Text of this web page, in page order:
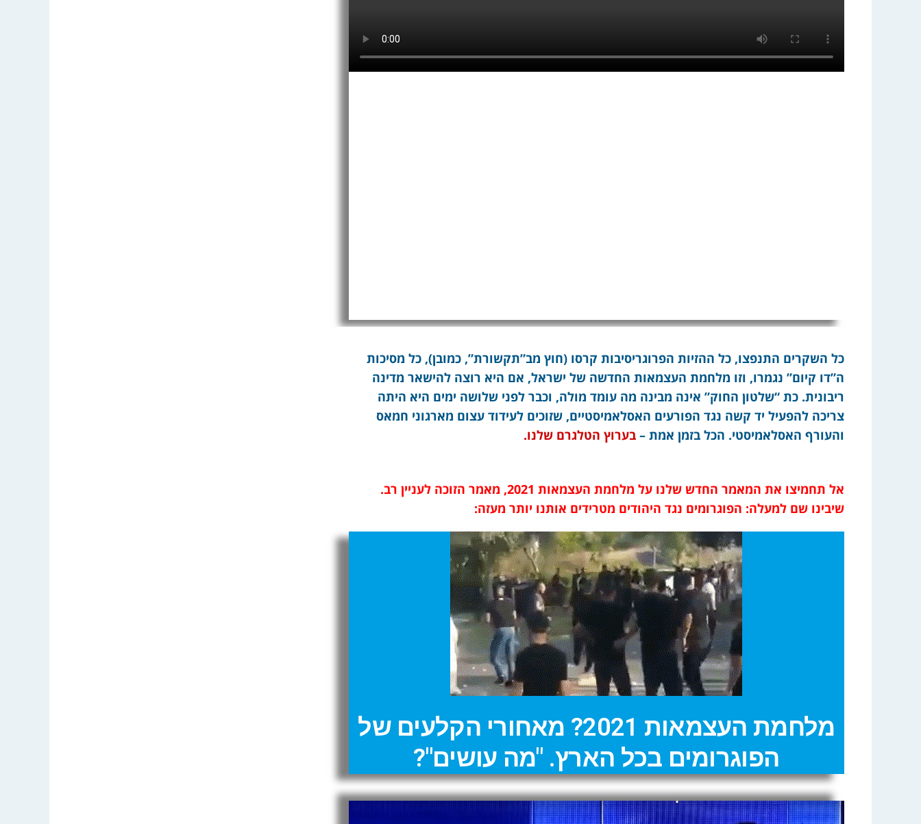
כל השקרים התנפצו, כל ההזיות הפרוגריסיבות קרסו (חוץ מב”תקשורת”, כמובן), כל מסיכות
ה”דו קיום” נגמרו, וזו מלחמת העצמאות החדשה של ישראל, אם היא רוצה להישאר מדינה
ריבונית. כת “שלטון החוק” אינה מבינה מה עומד מולה, וכבר לפני שלושה ימים היא היתה
צריכה להפעיל יד קשה נגד הפורעים האסלאמיסטיים, שזוכים לעידוד עצום מארגוני חמאס
והעורף האסלאמיסטי. הכל בזמן אמת – בערוץ הטלגרם שלנו.
אל תחמיצו את המאמר החדש שלנו על מלחמת העצמאות 2021, מאמר הזוכה לעניין רב.
שיבינו שם למעלה: הפוגרומים נגד היהודים מטרידים אותנו יותר מעזה:
מלחמת העצמאות 2021? מאחורי הקלעים של
הפוגרומים בכל הארץ. "מה עושים"?